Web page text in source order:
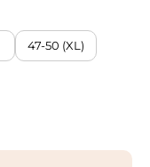
47-50 (XL)